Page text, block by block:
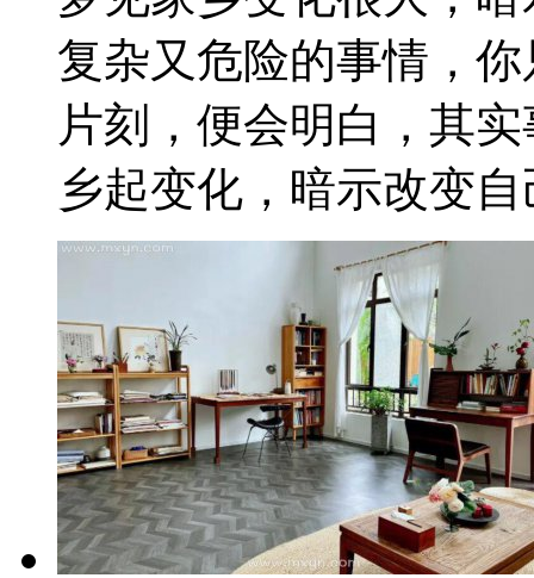
复杂又危险的事情，
片刻，便会明白，其
乡起变化，暗示改变